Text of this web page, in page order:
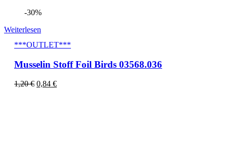
-30%
Weiterlesen
***OUTLET***
Musselin Stoff Foil Birds 03568.036
1,20€ 0,84 €